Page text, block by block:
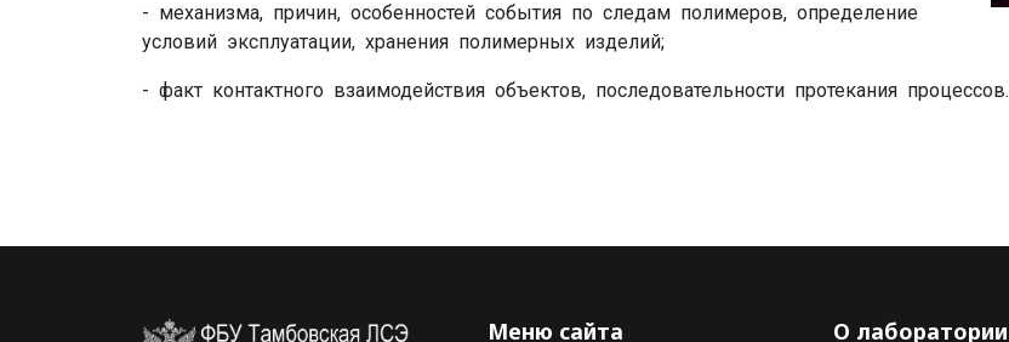
- механизма, причин, особенностей события по следам полимеров, определение
условий эксплуатации, хранения полимерных изделий;
- факт контактного взаимодействия объектов, последовательности протекания процессов.
Меню сайта О лаборатории